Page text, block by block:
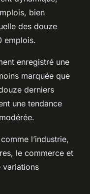
bien
des douze
emplois.
enregistré une
marquée que
derniers
une tendance
l’industrie,
le commerce et
variations